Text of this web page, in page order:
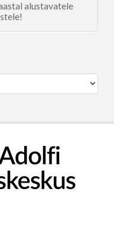
alustavatele